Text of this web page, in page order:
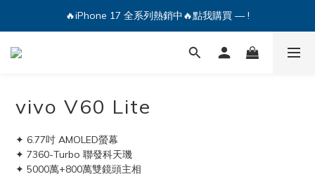
🔥iPhone 17 全系列熱銷中🔥點我購買 — !
💕加入Q哥 Line 新好友領優惠券！🎫
🔥iPhone 17 全系列熱銷中🔥點我購買 — !
vivo V60 Lite
✦ 6.77吋 AMOLED螢幕
✦ 7360-Turbo 聯發科天璣
✦ 5000萬+800萬雙鏡頭主相